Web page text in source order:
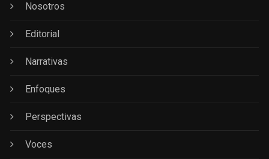
Nosotros
Editorial
Narrativas
Enfoques
Perspectivas
Voces